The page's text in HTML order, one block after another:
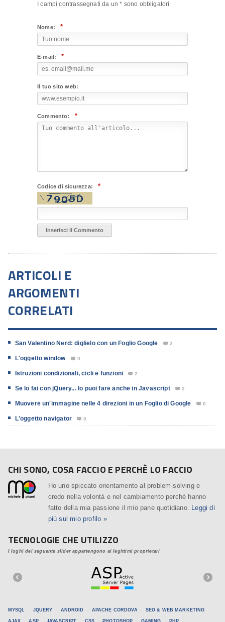
I campi contrassegnati da un* sono obbligatori
Nome: *
E-mail: *
Il tuo sito web:
Commento: *
Codice di sicurezza: *
ARTICOLI E
ARGOMENTI
CORRELATI
San Valentino Nerd: diglielo con un Foglio Google  2
L'oggetto window  0
Istruzioni condizionali, cicli e funzioni  2
Se lo fai con jQuery... lo puoi fare anche in Javascript  2
Muovere un'immagine nelle 4 direzioni in un Foglio di Google  0
L'oggetto navigator  0
CHI SONO, COSA FACCIO E PERCHÈ LO FACCIO
Ho uno spiccato orientamento al problem-solving e
credo nella volontà e nel cambiamento perchè hanno
fatto della mia passione il mio pane quotidiano. Leggi di
più sul mio profilo »
TECNOLOGIE CHE UTILIZZO
I loghi del seguente slider appartengono ai legittimi proprietari
MYSQL JQUERY ANDROID APACHE CORDOVA SEO & WEB MARKETING